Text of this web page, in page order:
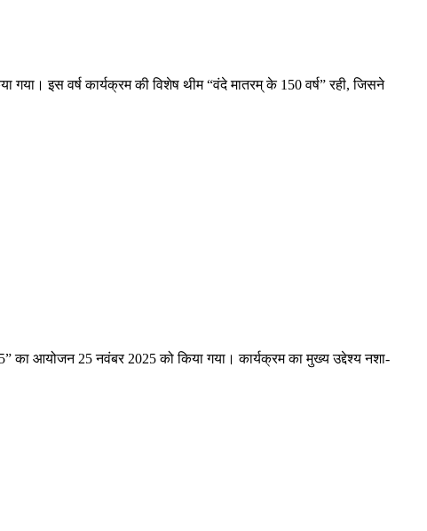
इस वर्ष कार्यक्रम की विशेष थीम “वंदे मातरम् के 150 वर्ष” रही, जिसने
का आयोजन 25 नवंबर 2025 को किया गया। कार्यक्रम का मुख्य उद्देश्य नशा-